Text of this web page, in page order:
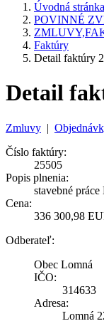
Úvodná stránka
POVINNÉ
Faktúry
Detail faktúry
Detail
Zmluvy |
Číslo faktúry:
25505
Popis plnenia:
stavebné
Cena:
336 300,98
Odberateľ:
Obec Lomná
IČO:
314633
Adresa:
Lomná